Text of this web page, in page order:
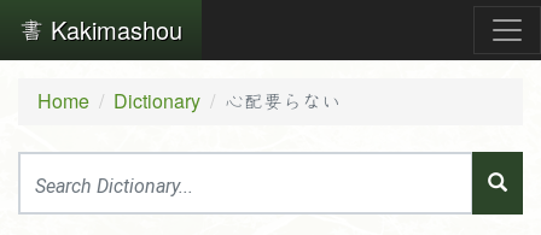
Kakimashou
Home Dictionary 心配要らない